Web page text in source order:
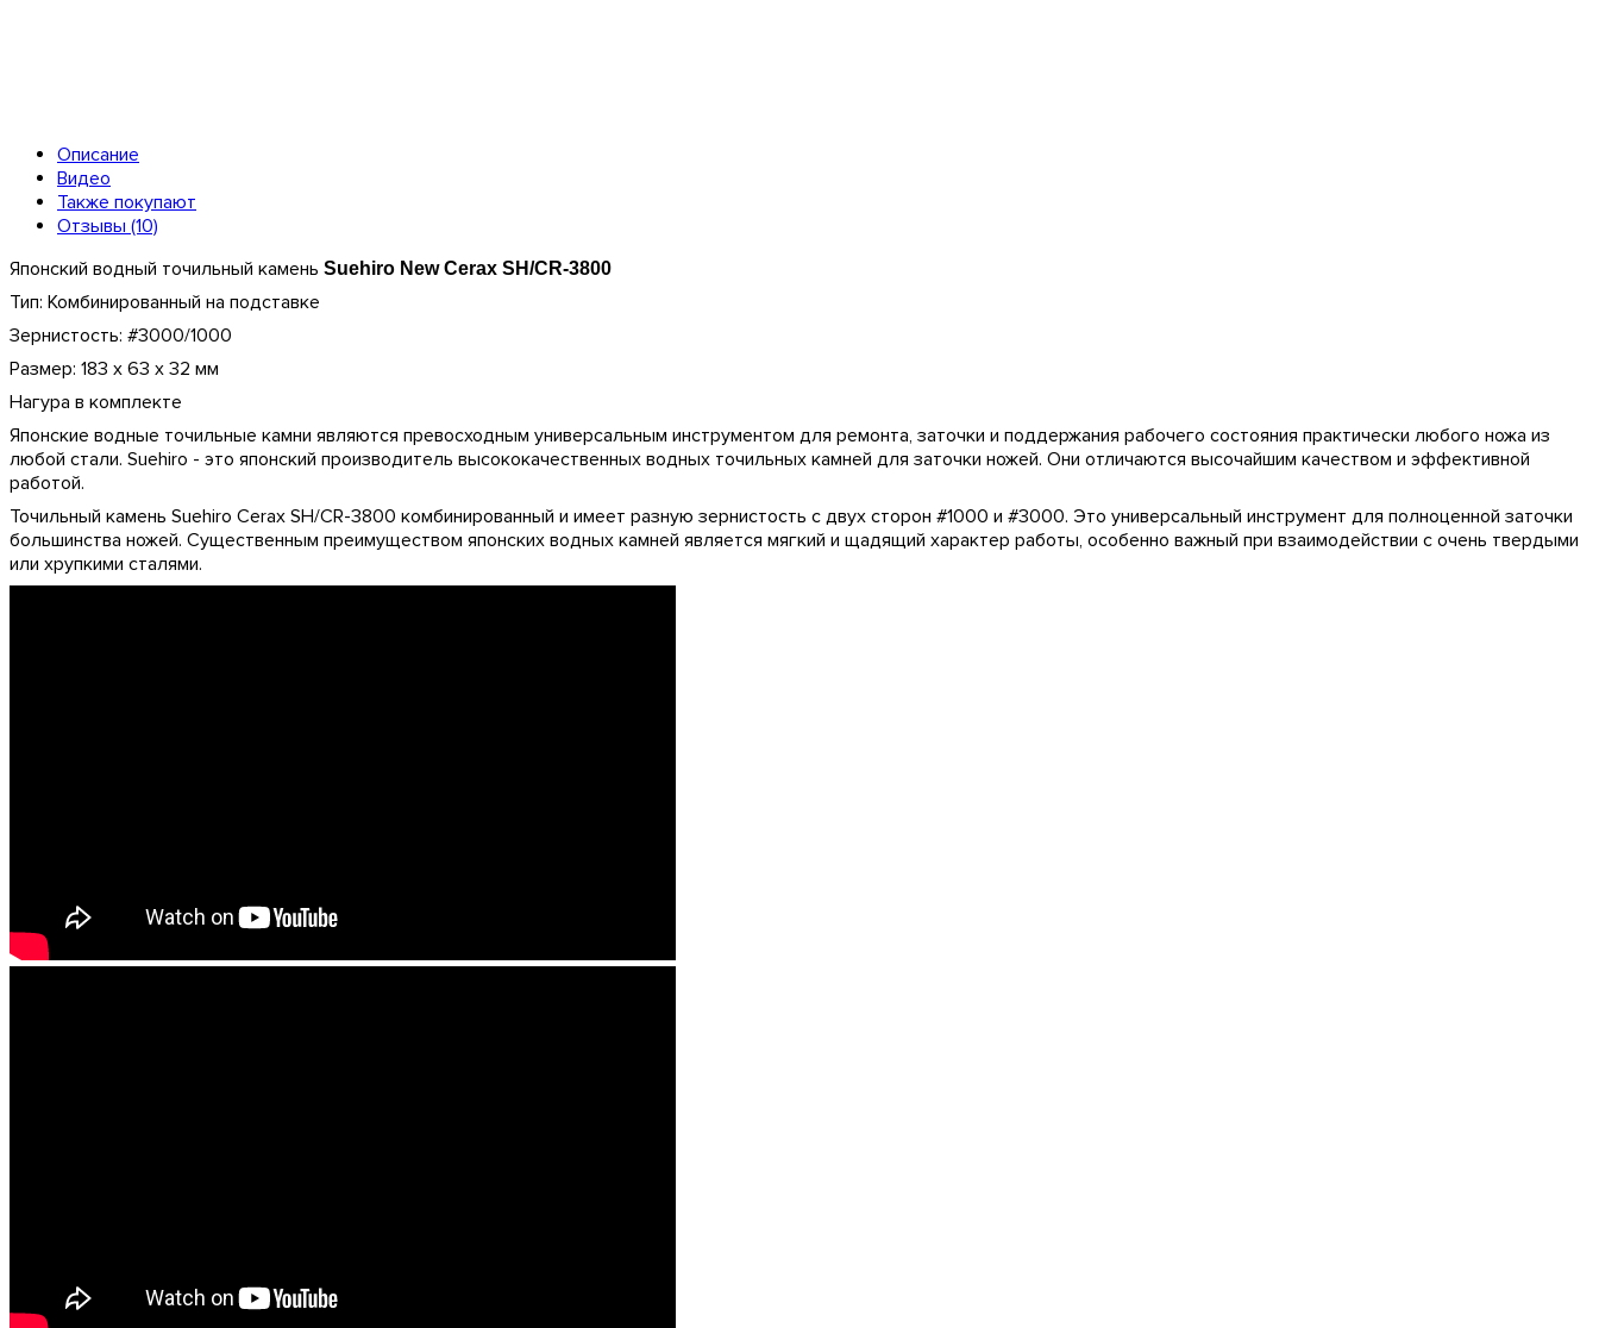
Описание
Видео
Также покупают
Отзывы (10)
Японский водный точильный камень Suehiro New Cerax SH/CR-3800
Тип: Комбинированный на подставке
Зернистость: #3000/1000
Размер: 183 х 63 х 32 мм
Нагура в комплекте
Японские водные точильные камни являются превосходным универсальным инструментом для ремонта, заточки и поддержания рабочего состояния практически любого ножа из
любой стали. Suehiro - это японский производитель высококачественных водных точильных камней для заточки ножей. Они отличаются высочайшим качеством и эффективной
работой.
Точильный камень Suehiro Cerax SH/CR-3800 комбинированный и имеет разную зернистость с двух сторон #1000 и #3000. Это универсальный инструмент для полноценной заточки
большинства ножей. Существенным преимуществом японских водных камней является мягкий и щадящий характер работы, особенно важный при взаимодействии с очень твердыми
или хрупкими сталями.